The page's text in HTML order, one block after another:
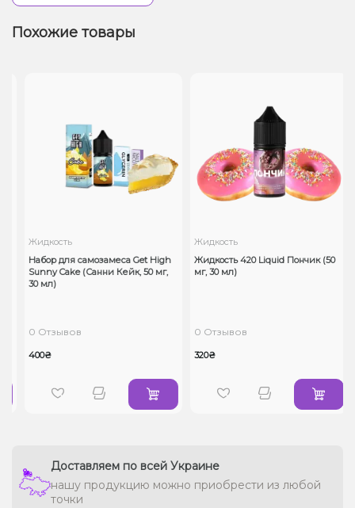
Похожие товары
Жидкость
Набор для самозамеса Get High
Sunny Cake (Санни Кейк, 50 мг,
30 мл)
0 Отзывов
400₴
Жидкость
Жидкость 420 Liquid Пончик (50
мг, 30 мл)
0 Отзывов
320₴
Доставляем по всей Украине
нашу продукцию можно приобрести из любой
точки